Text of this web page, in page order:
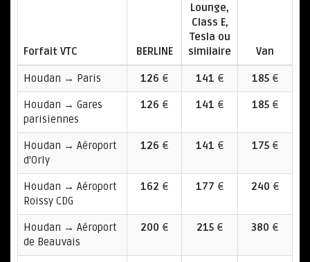
Forfait VTC BERLINE
Lounge,
Class E,
Tesla ou
similaire
Van
Houdan → Paris 126 € 141 € 185€
Houdan → Gares
parisiennes
126 € 141 € 185€
Houdan → Aéroport
d'Orly
126 € 141 € 175€
Houdan → Aéroport
Roissy CDG
162 € 177 € 240 €
Houdan → Aéroport
de Beauvais
200 € 215€ 380 €